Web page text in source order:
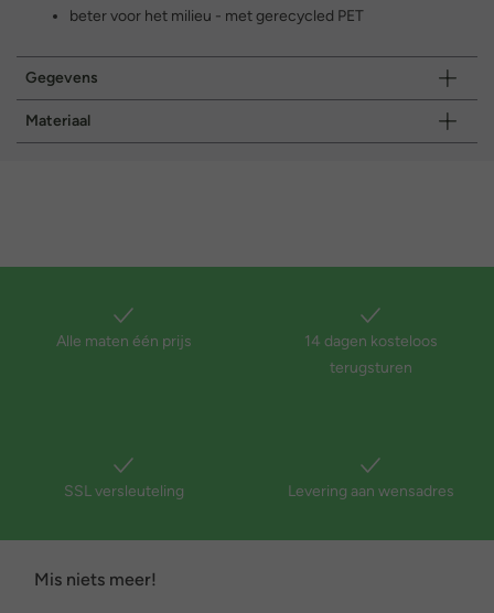
beter voor het milieu - met gerecycled PET
Gegevens
Materiaal
Alle maten één prijs
14 dagen kosteloos
terugsturen
SSL versleuteling Levering aan wensadres
Mis niets meer!